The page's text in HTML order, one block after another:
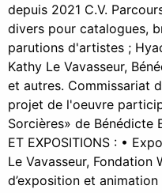
depuis 2021 C.V.
divers pour catalogues,
parutions d'artistes ;
Kathy Le Vavasseur,
et autres. Commissariat
projet de l'oeuvre
Sorcières» de Bénédicte
ET EXPOSITIONS : •
Le Vavasseur, Fondation
d’exposition et